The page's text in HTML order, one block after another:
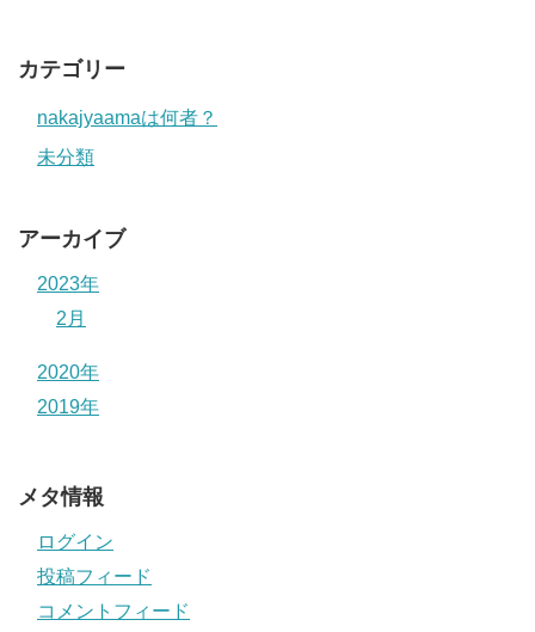
カテゴリー
nakajyaamaは何者？
未分類
アーカイブ
2023年
2月
2020年
2019年
メタ情報
ログイン
投稿フィード
コメントフィード